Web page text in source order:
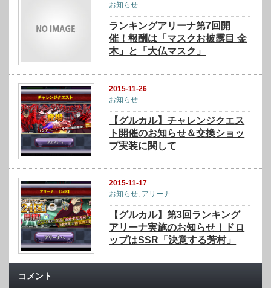
お知らせ
ランキングアリーナ第7回開
催！報酬は「マスクお披露目 金
木」と「大仏マスク」
2015-11-26
お知らせ
【グルカル】チャレンジクエス
ト開催のお知らせ＆交換ショッ
プ実装に関して
2015-11-17
お知らせ, アリーナ
【グルカル】第3回ランキング
アリーナ実施のお知らせ！ドロ
ップはSSR「決意する芳村」
コメント